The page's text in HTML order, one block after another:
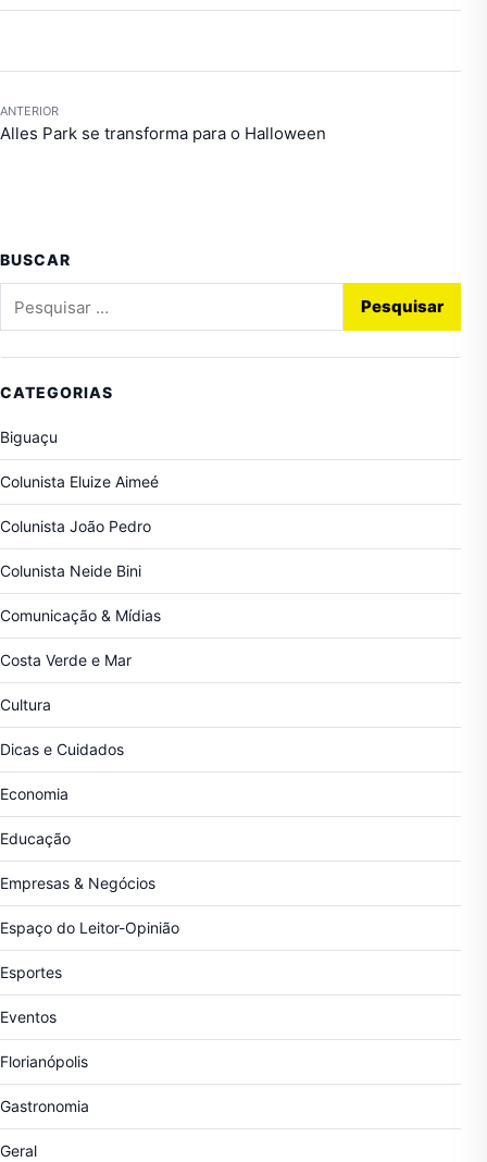
ANTERIOR
Alles Park se transforma para o Halloween
BUSCAR
CATEGORIAS
Biguaçu
Colunista Eluize Aimeé
Colunista João Pedro
Colunista Neide Bini
Comunicação & Mídias
Costa Verde e Mar
Cultura
Dicas e Cuidados
Economia
Educação
Empresas & Negócios
Espaço do Leitor-Opinião
Esportes
Eventos
Florianópolis
Gastronomia
Geral